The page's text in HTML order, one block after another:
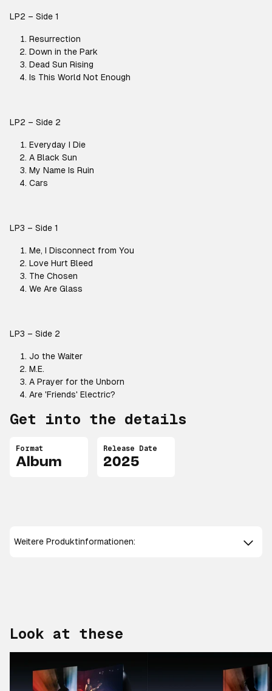
LP2 – Side 1
Resurrection
Down in the Park
Dead Sun Rising
Is This World Not Enough
LP2 – Side 2
Everyday I Die
A Black Sun
My Name Is Ruin
Cars
LP3 – Side 1
Me, I Disconnect from You
Love Hurt Bleed
The Chosen
We Are Glass
LP3 – Side 2
Jo the Waiter
M.E.
A Prayer for the Unborn
Are 'Friends' Electric?
Get into the details
Format
Album
Release Date
2025
Weitere Produktinformationen:
Look at these